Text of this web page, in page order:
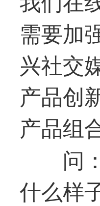
需要加
兴社交
产品创
产品组
问
什么样